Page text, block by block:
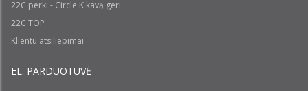
22C perki - Circle K kavą geri
22C TOP
Klientu atsiliepimai
EL. PARDUOTUVĖ